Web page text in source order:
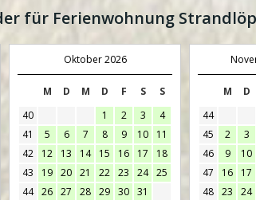
für Ferienwohnung
Oktober 2026
M D M D F S
S
40
1 2 3
4
41
5 6 7 8 9 10
11
42
12 13 14 15 16 17
18
43
19 20 21 22 23 24 25
44 26 27 28 29 30 31
M D
44
45
2 3
46
9 10
47
16 17
48 23 24